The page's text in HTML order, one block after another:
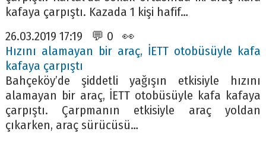
kafaya çarpıştı. Kazada 1 kişi hafif…
26.03.2019 17:19 💬 0 👀
Hızını alamayan bir araç, İETT otobüsüyle kafa
kafaya çarpıştı
Bahçeköy’de şiddetli yağışın etkisiyle hızını
alamayan bir araç, İETT otobüsüyle kafa kafaya
çarpıştı. Çarpmanın etkisiyle araç yoldan
çıkarken, araç sürücüsü…